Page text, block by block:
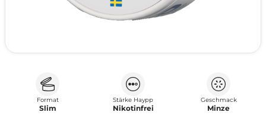
Format
Slim
Stärke Haypp
Nikotinfrei
Geschmack
Minze